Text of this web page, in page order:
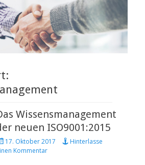
Wissensmanagement
neuen ISO9001:2015
17. Oktober 2017
Hinterlasse
Kommentar